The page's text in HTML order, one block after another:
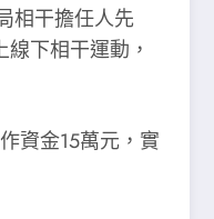
相干擔任人先
下相干運動，
資金15萬元，實